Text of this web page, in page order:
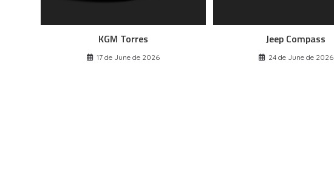
KGM Torres
17 de June de 2026
Jeep Compass
24 de June de 2026